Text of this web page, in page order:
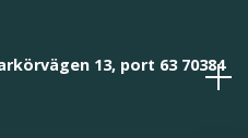
13, port 63 70384